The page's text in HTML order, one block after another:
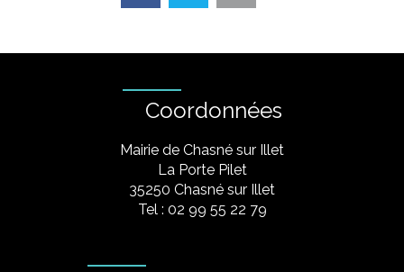
Coordonnées
Mairie de Chasné sur Illet
La Porte Pilet
35250 Chasné sur Illet
Tel : 02 99 55 22 79